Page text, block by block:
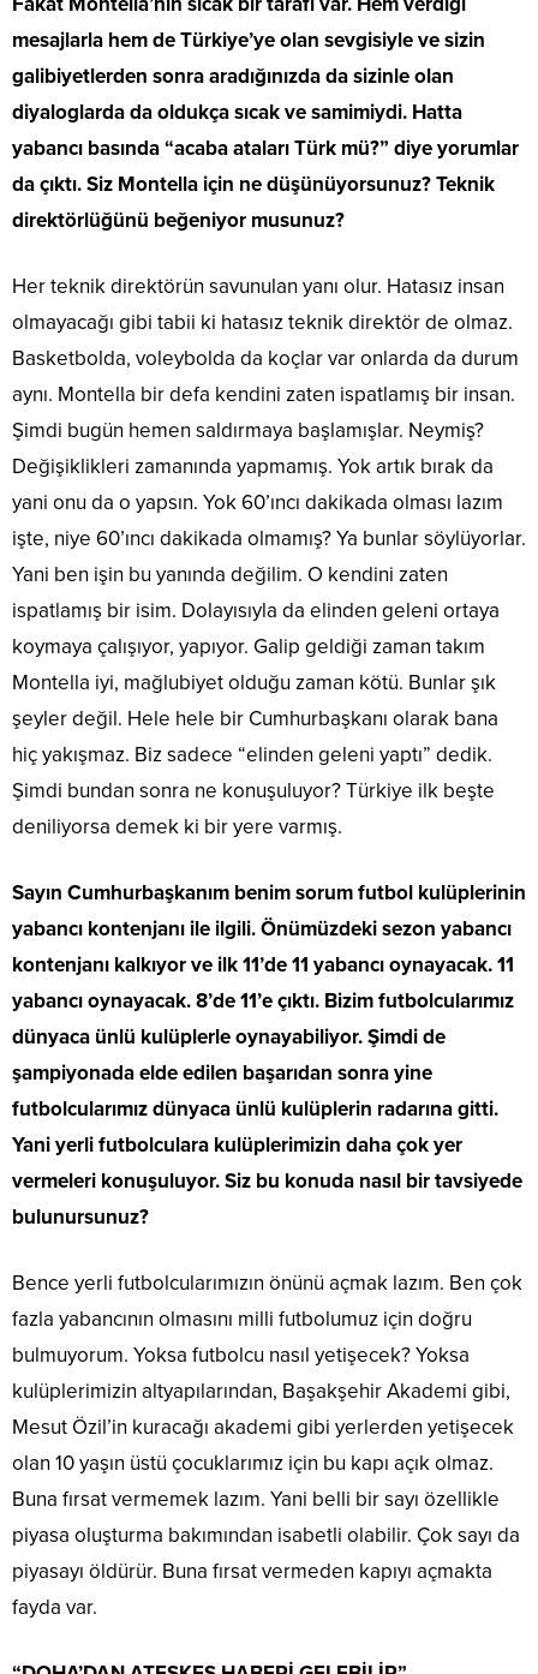
mesajlarla hem de Türkiye’ye olan sevgisiyle ve sizin
galibiyetlerden sonra aradığınızda da sizinle olan
diyaloglarda da oldukça sıcak ve samimiydi. Hatta
yabancı basında “acaba ataları Türk mü?” diye yorumlar
da çıktı. Siz Montella için ne düşünüyorsunuz? Teknik
direktörlüğünü beğeniyor musunuz?
Her teknik direktörün savunulan yanı olur. Hatasız insan
olmayacağı gibi tabii ki hatasız teknik direktör de olmaz.
Basketbolda, voleybolda da koçlar var onlarda da durum
aynı. Montella bir defa kendini zaten ispatlamış bir insan.
Şimdi bugün hemen saldırmaya başlamışlar. Neymiş?
Değişiklikleri zamanında yapmamış. Yok artık bırak da
yani onu da o yapsın. Yok 60’ıncı dakikada olması lazım
işte, niye 60’ıncı dakikada olmamış? Ya bunlar söylüyorlar.
Yani ben işin bu yanında değilim. O kendini zaten
ispatlamış bir isim. Dolayısıyla da elinden geleni ortaya
koymaya çalışıyor, yapıyor. Galip geldiği zaman takım
Montella iyi, mağlubiyet olduğu zaman kötü. Bunlar şık
şeyler değil. Hele hele bir Cumhurbaşkanı olarak bana
hiç yakışmaz. Biz sadece “elinden geleni yaptı” dedik.
Şimdi bundan sonra ne konuşuluyor? Türkiye ilk beşte
deniliyorsa demek ki bir yere varmış.
Sayın Cumhurbaşkanım benim sorum futbol kulüplerinin
yabancı kontenjanı ile ilgili. Önümüzdeki sezon yabancı
kontenjanı kalkıyor ve ilk 11’de 11 yabancı oynayacak. 11
yabancı oynayacak. 8’de 11’e çıktı. Bizim futbolcularımız
dünyaca ünlü kulüplerle oynayabiliyor. Şimdi de
şampiyonada elde edilen başarıdan sonra yine
futbolcularımız dünyaca ünlü kulüplerin radarına gitti.
Yani yerli futbolculara kulüplerimizin daha çok yer
vermeleri konuşuluyor. Siz bu konuda nasıl bir tavsiyede
bulunursunuz?
Bence yerli futbolcularımızın önünü açmak lazım. Ben çok
fazla yabancının olmasını milli futbolumuz için doğru
bulmuyorum. Yoksa futbolcu nasıl yetişecek? Yoksa
kulüplerimizin altyapılarından, Başakşehir Akademi gibi,
Mesut Özil’in kuracağı akademi gibi yerlerden yetişecek
olan 10 yaşın üstü çocuklarımız için bu kapı açık olmaz.
Buna fırsat vermemek lazım. Yani belli bir sayı özellikle
piyasa oluşturma bakımından isabetli olabilir. Çok sayı da
piyasayı öldürür. Buna fırsat vermeden kapıyı açmakta
fayda var.